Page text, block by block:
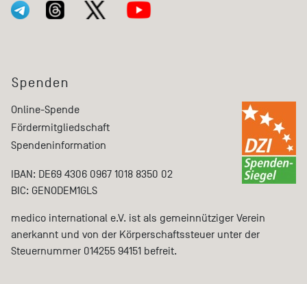
Spenden
Online-Spende
Fördermitgliedschaft
Spendeninformation
IBAN: DE69 4306 0967 1018 8350 02
BIC: GENODEM1GLS
medico international e.V. ist als gemeinnütziger Verein
anerkannt und von der Körperschaftssteuer unter der
Steuernummer 014255 94151 befreit.